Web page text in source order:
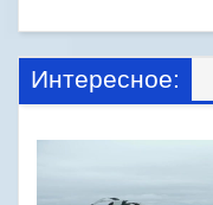
Интересное: